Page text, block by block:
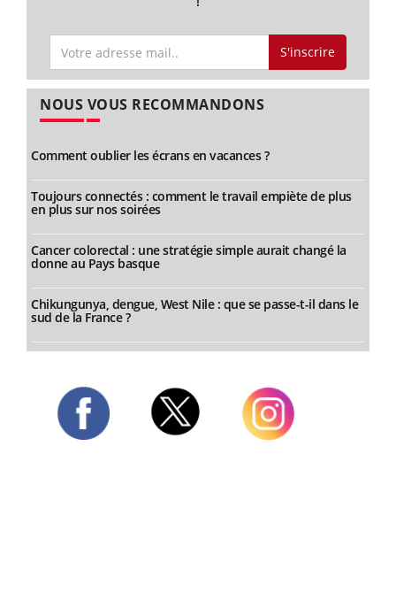
S'inscrire
NOUS VOUS RECOMMANDONS
Comment oublier les écrans en vacances ?
Toujours connectés : comment le travail empiète de plus
en plus sur nos soirées
Cancer colorectal : une stratégie simple aurait changé la
donne au Pays basque
Chikungunya, dengue, West Nile : que se passe-t-il dans le
sud de la France ?